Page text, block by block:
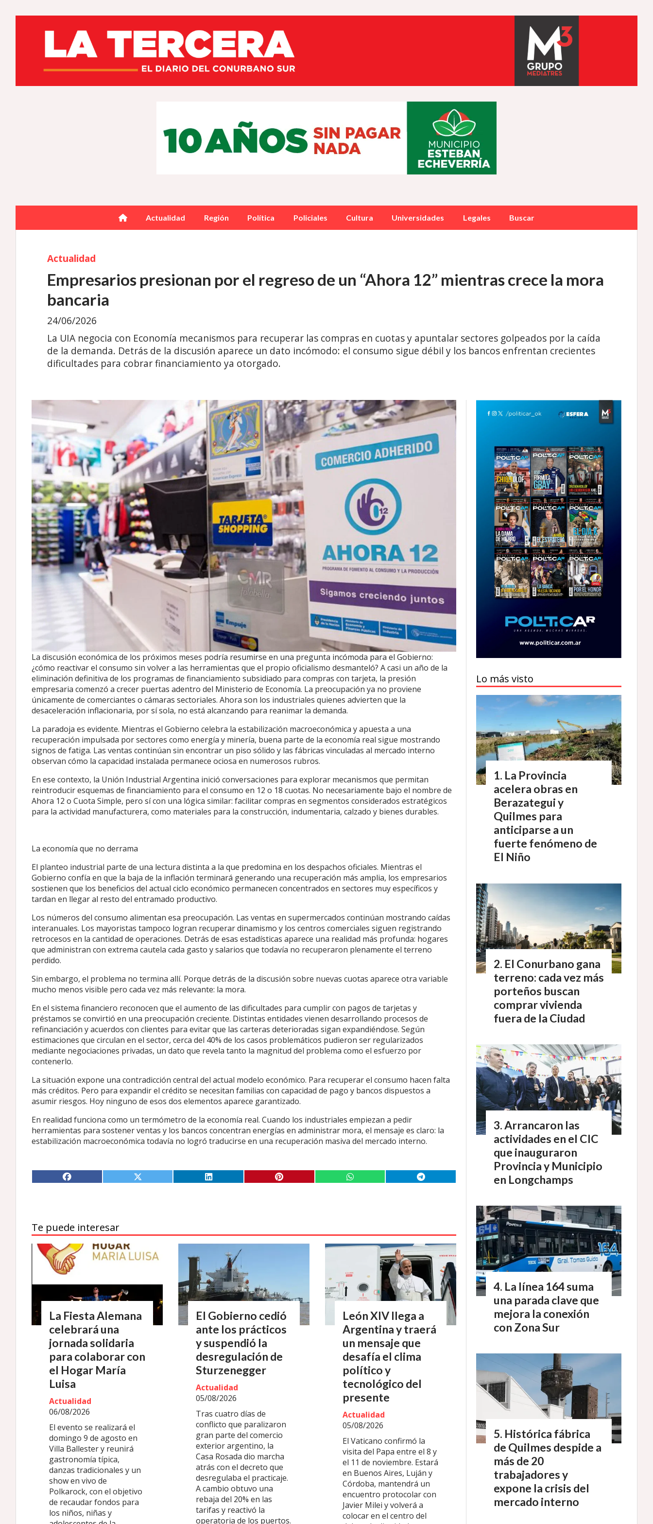
Actualidad Región Política Policiales Cultura Universidades Legales Buscar
Empresarios presionan por el regreso de un “Ahora 12” mientras crece la mora
bancaria
La UIA negocia con Economía mecanismos para recuperar las compras en cuotas y apuntalar sectores golpeados por la caída
de la demanda. Detrás de la discusión aparece un dato incómodo: el consumo sigue débil y los bancos enfrentan crecientes
dificultades para cobrar financiamiento ya otorgado.
Actualidad
24/06/2026
La discusión económica de los próximos meses podría resumirse en una pregunta incómoda para el Gobierno:
¿cómo reactivar el consumo sin volver a las herramientas que el propio oficialismo desmanteló? A casi un año de la
eliminación definitiva de los programas de financiamiento subsidiado para compras con tarjeta, la presión
empresaria comenzó a crecer puertas adentro del Ministerio de Economía. La preocupación ya no proviene
únicamente de comerciantes o cámaras sectoriales. Ahora son los industriales quienes advierten que la
desaceleración inflacionaria, por sí sola, no está alcanzando para reanimar la demanda.
La paradoja es evidente. Mientras el Gobierno celebra la estabilización macroeconómica y apuesta a una
recuperación impulsada por sectores como energía y minería, buena parte de la economía real sigue mostrando
signos de fatiga. Las ventas continúan sin encontrar un piso sólido y las fábricas vinculadas al mercado interno
observan cómo la capacidad instalada permanece ociosa en numerosos rubros.
En ese contexto, la Unión Industrial Argentina inició conversaciones para explorar mecanismos que permitan
reintroducir esquemas de financiamiento para el consumo en 12 o 18 cuotas. No necesariamente bajo el nombre de
Ahora 12 o Cuota Simple, pero sí con una lógica similar: facilitar compras en segmentos considerados estratégicos
para la actividad manufacturera, como materiales para la construcción, indumentaria, calzado y bienes durables.
La economía que no derrama
El planteo industrial parte de una lectura distinta a la que predomina en los despachos oficiales. Mientras el
Gobierno confía en que la baja de la inflación terminará generando una recuperación más amplia, los empresarios
sostienen que los beneficios del actual ciclo económico permanecen concentrados en sectores muy específicos y
tardan en llegar al resto del entramado productivo.
Los números del consumo alimentan esa preocupación. Las ventas en supermercados continúan mostrando caídas
interanuales. Los mayoristas tampoco logran recuperar dinamismo y los centros comerciales siguen registrando
retrocesos en la cantidad de operaciones. Detrás de esas estadísticas aparece una realidad más profunda: hogares
que administran con extrema cautela cada gasto y salarios que todavía no recuperaron plenamente el terreno
perdido.
Sin embargo, el problema no termina allí. Porque detrás de la discusión sobre nuevas cuotas aparece otra variable
mucho menos visible pero cada vez más relevante: la mora.
En el sistema financiero reconocen que el aumento de las dificultades para cumplir con pagos de tarjetas y
préstamos se convirtió en una preocupación creciente. Distintas entidades vienen desarrollando procesos de
refinanciación y acuerdos con clientes para evitar que las carteras deterioradas sigan expandiéndose. Según
estimaciones que circulan en el sector, cerca del 40% de los casos problemáticos pudieron ser regularizados
mediante negociaciones privadas, un dato que revela tanto la magnitud del problema como el esfuerzo por
contenerlo.
La situación expone una contradicción central del actual modelo económico. Para recuperar el consumo hacen falta
más créditos. Pero para expandir el crédito se necesitan familias con capacidad de pago y bancos dispuestos a
asumir riesgos. Hoy ninguno de esos dos elementos aparece garantizado.
En realidad funciona como un termómetro de la economía real. Cuando los industriales empiezan a pedir
herramientas para sostener ventas y los bancos concentran energías en administrar mora, el mensaje es claro: la
estabilización macroeconómica todavía no logró traducirse en una recuperación masiva del mercado interno.
Te puede interesar
La Fiesta Alemana
celebrará una
jornada solidaria
para colaborar con
el Hogar María
Luisa
Actualidad
06/08/2026
El evento se realizará el
domingo 9 de agosto en
Villa Ballester y reunirá
gastronomía típica,
danzas tradicionales y un
show en vivo de
Polkarock, con el objetivo
de recaudar fondos para
los niños, niñas y
El Gobierno cedió
ante los prácticos
y suspendió la
desregulación de
Sturzenegger
Actualidad
05/08/2026
Tras cuatro días de
conflicto que paralizaron
gran parte del comercio
exterior argentino, la
Casa Rosada dio marcha
atrás con el decreto que
desregulaba el practicaje.
A cambio obtuvo una
rebaja del 20% en las
tarifas y reactivó la
operatoria de los puertos.
León XIV llega a
Argentina y traerá
un mensaje que
desafía el clima
político y
tecnológico del
presente
Actualidad
05/08/2026
El Vaticano confirmó la
visita del Papa entre el 8 y
el 11 de noviembre. Estará
en Buenos Aires, Luján y
Córdoba, mantendrá un
encuentro protocolar con
Javier Milei y volverá a
colocar en el centro del
Lo más visto
La Provincia
acelera obras en
Berazategui y
Quilmes para
anticiparse a un
fuerte fenómeno de
El Niño
El Conurbano gana
terreno: cada vez más
porteños buscan
comprar vivienda
fuera de la Ciudad
Arrancaron las
actividades en el CIC
que inauguraron
Provincia y Municipio
en Longchamps
La línea 164 suma
una parada clave que
mejora la conexión
con Zona Sur
Histórica fábrica
de Quilmes despide a
más de 20
trabajadores y
expone la crisis del
mercado interno